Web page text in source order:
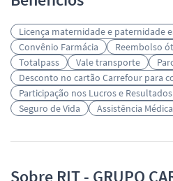
Licença maternidade e paternidade
Convênio Farmácia
Reembolso
Totalpass
Vale transporte
Desconto no cartão Carrefour para
Participação nos Lucros e Resultados
Seguro de Vida
Assistência
Sobre RIT - GRUPO